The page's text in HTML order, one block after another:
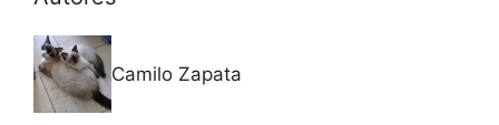
Camilo Zapata